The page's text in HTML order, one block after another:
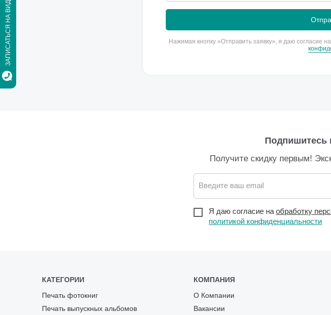
Нажимая кнопку «Отправить заявку», я даю согласие на
Подпишитесь
Получите скидку первым!
Введите ваш email
Я даю согласие наобработку
политикой конфиденциальности
КАТЕГОРИИ
Печать фотокниг
Печать выпускных альбомов
КОМПАНИЯ
О Компании
Вакансии